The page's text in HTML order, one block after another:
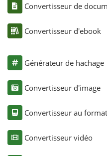
Convertisseur de
Convertisseur d'ebook
Générateur de hachage
Convertisseur d'image
Convertisseur au
Convertisseur vidéo